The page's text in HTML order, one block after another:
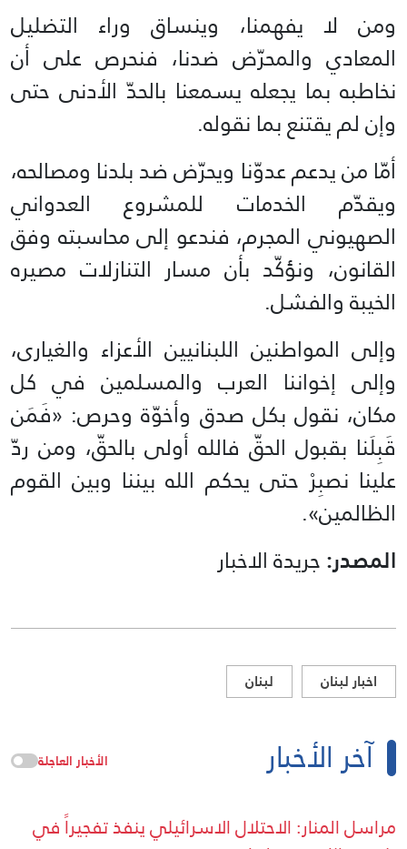
ومن لا يفهمنا، وينساق وراء التضليل
المعادي والمحرّض ضدنا، فنحرص على أن
نخاطبه بما يجعله يسمعنا بالحدّ الأدنى حتى
وإن لم يقتنع بما نقوله.
أمّا من يدعم عدوّنا ويحرّض ضد بلدنا ومصالحه،
ويقدّم الخدمات للمشروع العدواني
الصهيوني المجرم، فندعو إلى محاسبته وفق
القانون، ونؤكّد بأن مسار التنازلات مصيره
الخيبة والفشل.
وإلى المواطنين اللبنانيين الأعزاء والغيارى،
وإلى إخواننا العرب والمسلمين في كل
مكان، نقول بكل صدق وأخوّة وحرص: «فَمَن
قَبِلَنا بقبول الحقّ فالله أولى بالحقّ، ومن ردّ
علينا نصبِرْ حتى يحكم الله بيننا وبين القوم
الظالمين».
المصدر:جريدة الاخبار
اخبار لبنان لبنان
آخر الأخبار الأخبار العاجلة
مراسل المنار: الاحتلال الاسرائيلي ينفذ تفجيراً في